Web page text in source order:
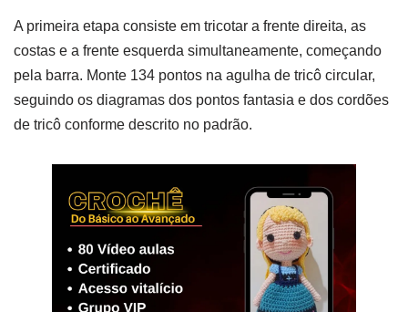
A primeira etapa consiste em tricotar a frente direita, as
costas e a frente esquerda simultaneamente, começando
pela barra. Monte 134 pontos na agulha de tricô circular,
seguindo os diagramas dos pontos fantasia e dos cordões
de tricô conforme descrito no padrão.